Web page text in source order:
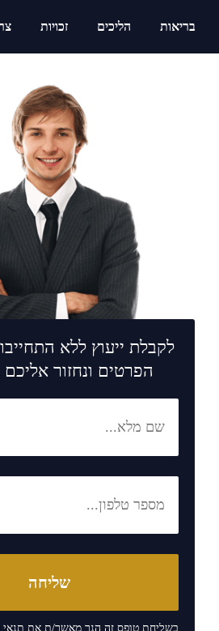
בריאות הליכים זכויות
לקבלת ייעוץ ללא
הפרטים ונחזור
בשליחת טופס זה הנך מאשר/ת את